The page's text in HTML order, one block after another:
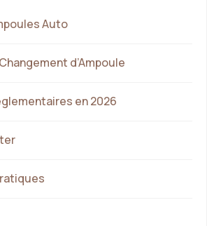
Auto
d’Ampoule
en 2026